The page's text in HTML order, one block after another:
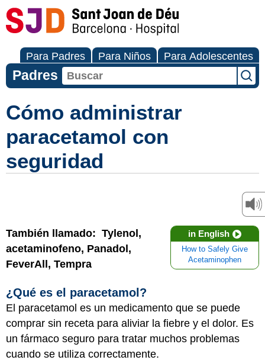
Para Padres Para Niños Para Adolescentes
Padres
Cómo administrar
paracetamol con
seguridad
in English
How to Safely Give
Acetaminophen
También llamado: Tylenol,
acetaminofeno, Panadol,
FeverAll, Tempra
¿Qué es el paracetamol?
El paracetamol es un medicamento que se puede
comprar sin receta para aliviar la fiebre y el dolor. Es
un fármaco seguro para tratar muchos problemas
cuando se utiliza correctamente.